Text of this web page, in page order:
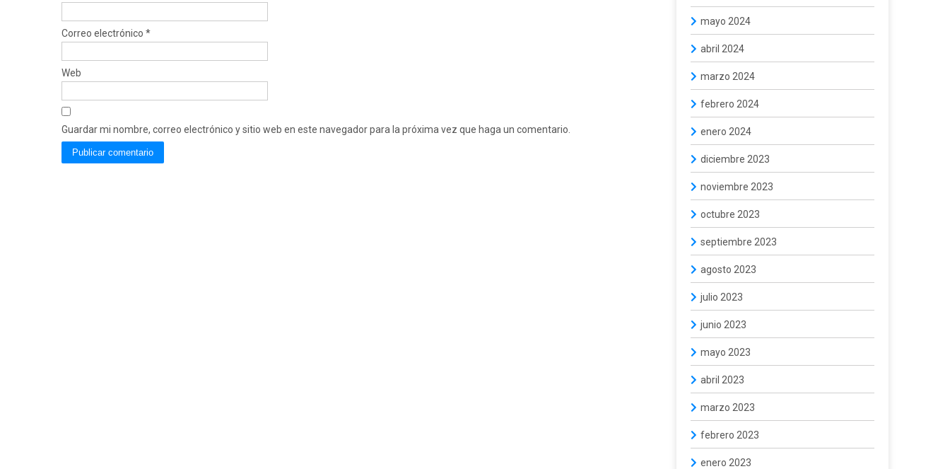
Correo electrónico *
Web
Guardar mi nombre, correo electrónico y sitio web en este navegador para la próxima vez que haga un comentario.
mayo 2024
abril 2024
marzo 2024
febrero 2024
enero 2024
diciembre 2023
noviembre 2023
octubre 2023
septiembre 2023
agosto 2023
julio 2023
junio 2023
mayo 2023
abril 2023
marzo 2023
febrero 2023
enero 2023